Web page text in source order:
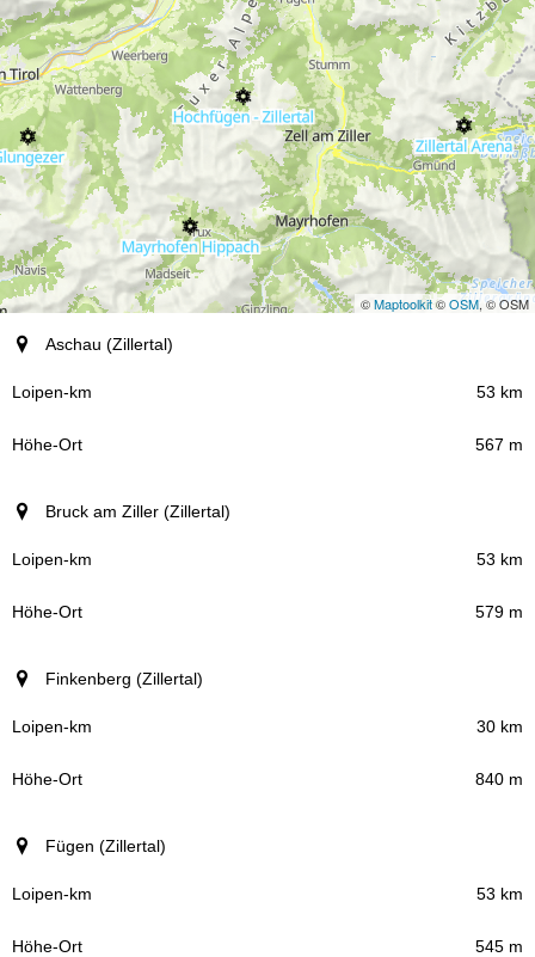
©Maptoolkit©OSM, © OSM
Ort (Region)
Loipen-km
Aschau (Zillertal)
53 km
567 m
Bruck am Ziller (Zillertal)
53 km
579 m
Finkenberg (Zillertal)
30 km
840 m
Fügen (Zillertal)
53 km
545 m